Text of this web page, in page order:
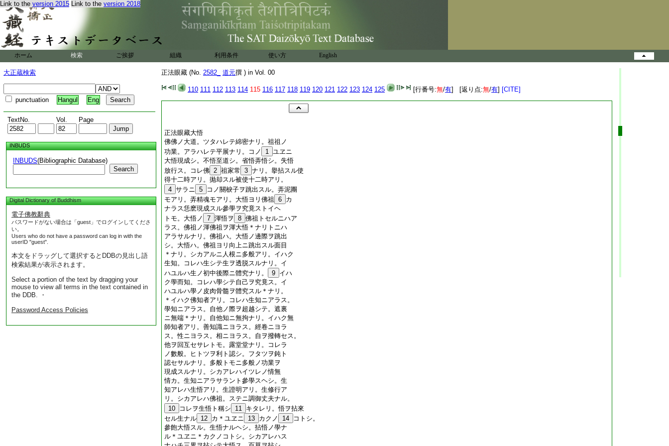
Link to the version 2015 Link to the version 2018
ホーム 検索 ご挨拶 組織 利用条件 使い方 English
大正蔵検索
punctuation Hangul Eng
TextNo. Vol. Page
INBUDS
INBUDS(Bibliographic Database)
Search
Digital Dictionary of Buddhism
電子佛教辭典
パスワードがない場合は「guest」でログインしてくださ
い。
Users who do not have a password can log in with the
userID "guest".
本文をドラッグして選択するとDDBの見出し語
検索結果が表示されます。
Select a portion of the text by dragging your
mouse to view all terms in the text contained in
the DDB. ・
Password Access Policies
正法眼藏 (No. 2582_ 道元撰 ) in Vol. 00
110 111 112 113 114 115 116 117 118 119 120 121 122 123 124 125 [行番号:無/有] [返り点:無/有] [CITE]
正法眼藏大悟
佛佛ノ大道。ツタハレテ綿密ナリ。祖祖ノ
功業。アラハレテ平展ナリ。コノ
1 ユヱニ
大悟現成シ。不悟至道シ。省悟弄悟シ。失悟
放行ス。コレ佛 2 祖家常 3 ナリ。擧拈スル使
得十二時アリ。抛却スル被使十二時アリ。
4 サラニ 5
コノ關棙子ヲ跳出スル。弄泥團
モアリ。弄精魂モアリ。大悟ヨリ佛祖
6 カ
ナラス恁麽現成スル參學ヲ究竟ストイヘ
トモ。大悟ノ
7 渾悟ヲ 8 佛祖トセルニハア
ラス。佛祖ノ渾佛祖ヲ渾大悟＊ナリトニハ
アラサルナリ。佛祖ハ。大悟ノ邊際ヲ跳出
シ。大悟ハ。佛祖ヨリ向上ニ跳出スル面目
＊ナリ。シカアルニ人根ニ多般アリ。イハク
生知。コレハ生シテ生ヲ透脱スルナリ。イ
ハユルハ生ノ初中後際ニ體究ナリ。
9 イハ
ク學而知。コレハ學シテ自己ヲ究竟ス。イ
ハユルハ學ノ皮肉骨髓ヲ體究スル＊ナリ。
＊イハク佛知者アリ。コレハ生知ニアラス。
學知ニアラス。自他ノ際ヲ超越シテ。遮裏
ニ無端＊ナリ。自他知ニ無拘ナリ。イハク無
師知者アリ。善知識ニヨラス。經卷ニヨラ
ス。性ニヨラス。相ニヨラス。自ヲ撥轉セス。
他ヲ回互セサレトモ。露堂堂ナリ。コレラ
ノ數般。ヒトツヲ利ト認シ。フタツヲ鈍ト
認セサルナリ。多般トモニ多般ノ功業ヲ
現成スルナリ。シカアレハイツレノ情無
情カ。生知ニアラサラント參學スヘシ。生
知アレハ生悟アリ。生證明アリ。生修行ア
リ。シカアレハ佛祖。ステニ調御丈夫ナル。
10
コレヲ生悟ト稱シ 11 キタレリ。悟ヲ拈來
セル生ナル 12 カ＊ユヱニ 13 カクノ 14
コトシ。
參飽大悟スル。生悟ナルヘシ。拈悟ノ學ナ
ル＊ユヱニ＊カクノコトシ。シカアレハス